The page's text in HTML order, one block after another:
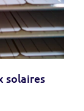
solaires